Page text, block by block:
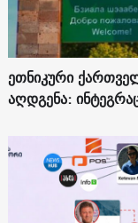
ეთნიკური
აღდგენა: